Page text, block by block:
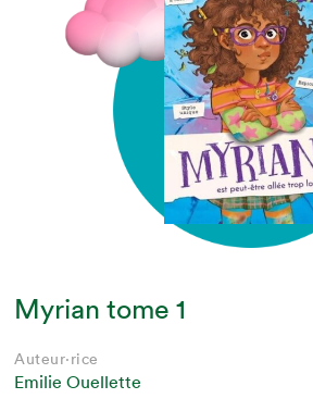
Myrian tome 1
Auteur·rice
Emilie Ouellette